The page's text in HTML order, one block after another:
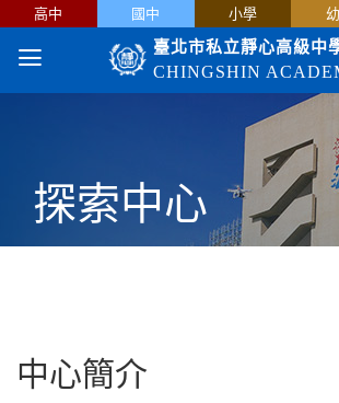
高中 國中 小學
臺北市私立靜心高級中
CHINGSHIN
探索中心
中心簡介